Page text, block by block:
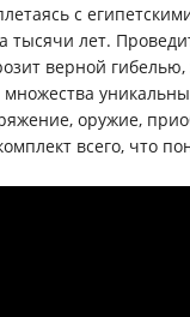
с
тысячи лет.
верной
оружие,
всего, что